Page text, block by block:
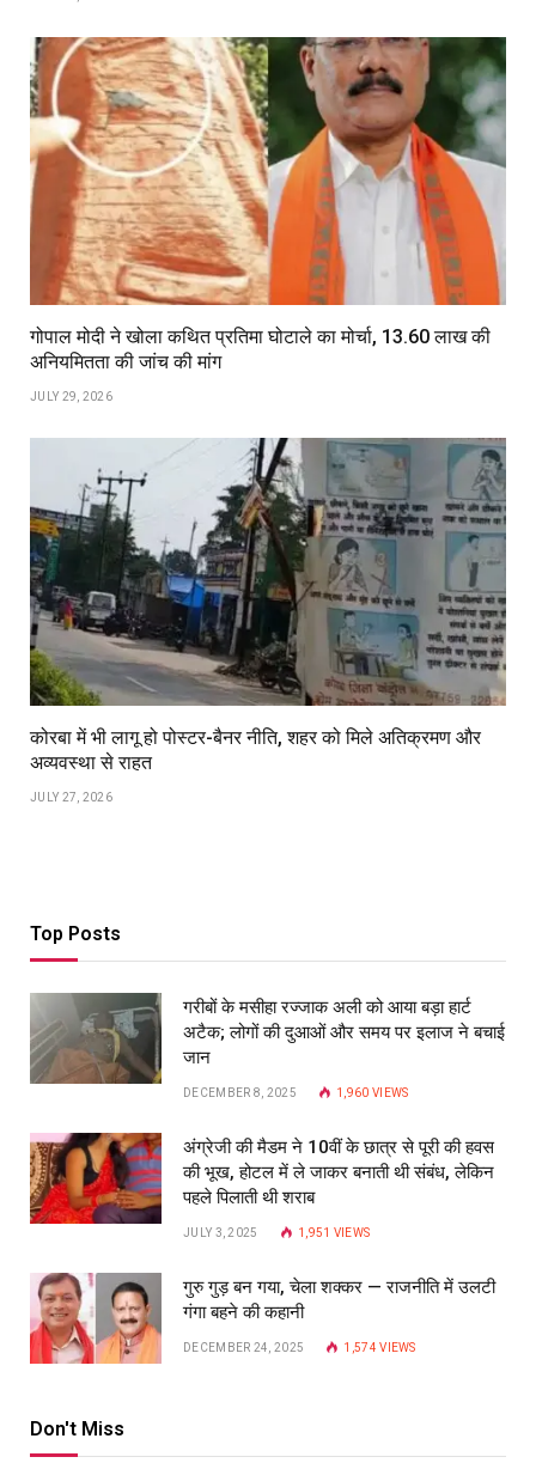
गोपाल मोदी ने खोला कथित प्रतिमा घोटाले का मोर्चा, ₹13.60 लाख की
अनियमितता की जांच की मांग
JULY 29, 2026
कोरबा में भी लागू हो पोस्टर-बैनर नीति, शहर को मिले अतिक्रमण और
अव्यवस्था से राहत
JULY 27, 2026
Top Posts
गरीबों के मसीहा रज्‍जाक अली को आया बड़ा हार्ट
अटैक; लोगों की दुआओं और समय पर इलाज ने बचाई
जान
DECEMBER 8, 2025 1,960 VIEWS
अंग्रेजी की मैडम ने 10वीं के छात्र से पूरी की हवस
की भूख, होटल में ले जाकर बनाती थी संबंध, लेकिन
पहले पिलाती थी शराब
JULY 3, 2025 1,951 VIEWS
गुरु गुड़ बन गया, चेला शक्कर — राजनीति में उलटी
गंगा बहने की कहानी
DECEMBER 24, 2025 1,574VIEWS
Don't Miss